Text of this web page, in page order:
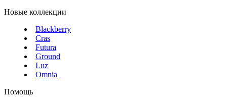
Новые коллекции
Blackberry
Cras
Futura
Ground
Luz
Omnia
Помощь